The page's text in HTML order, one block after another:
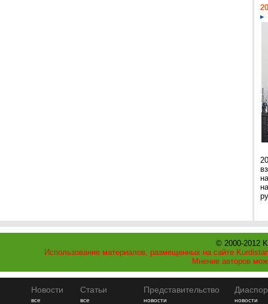
© 2000-2012
Использование материалов, размещенных на сайте
Мнение авторов
Новости
все
Статьи
все
Представительство
новости
новости